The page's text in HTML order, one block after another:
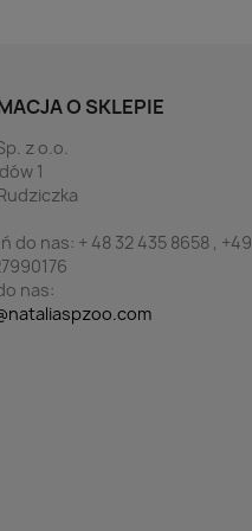
O SKLEPIE
z o.o.
1
do nas: + 48 32 435 8658 , +49
nas: